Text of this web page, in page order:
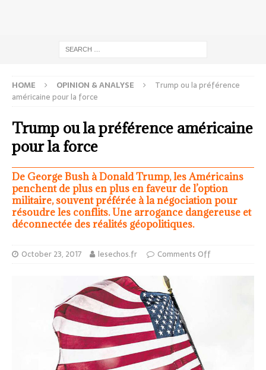
HOME OPINION & ANALYSE
Trump ou la préférence
américaine pour la force
Trump ou la préférence américaine
pour la force
De George Bush à Donald Trump, les Américains
penchent de plus en plus en faveur de l’option
militaire, souvent préférée à la négociation pour
résoudre les conflits. Une arrogance dangereuse et
déconnectée des réalités géopolitiques.
October 23, 2017 lesechos.fr Comments Off